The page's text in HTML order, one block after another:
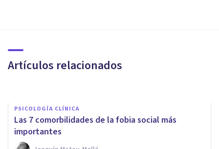
Artículos relacionados
afectan
PSICOLOGÍA CLÍNICA
Las 7 comorbilidades de la fobia social más
importantes